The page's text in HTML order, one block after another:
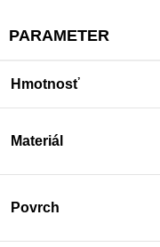
PARAMETER
Hmotnosť
Materiál
Povrch